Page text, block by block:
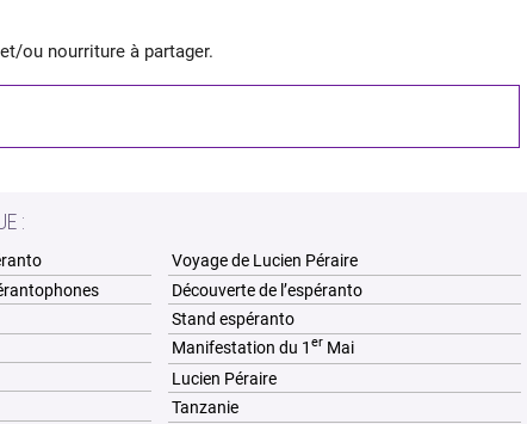
ou nourriture à partager.
:
Voyage de Lucien Péraire
Découverte de l’espéranto
Stand espéranto
Manifestation du 1 er Mai
Lucien Péraire
Tanzanie